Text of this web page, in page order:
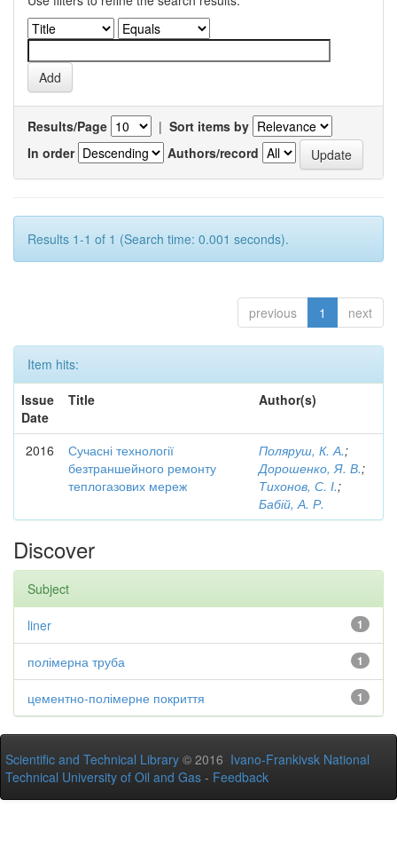
Results/Page | Sort items by
In order
Authors/record
Results 1-1 of 1 (Search time: 0.001 seconds).
previous 1 next
Item hits:
Issue
Date
Title Author(s)
2016
Сучасні технології
безтраншейного ремонту
теплогазових мереж
Поляруш, К. А.;
Дорошенко, Я. В.;
Тихонов, С. І.;
Бабій, А. Р.
Discover
Subject
1
liner
1
полімерна труба
1
цементно-полімерне покриття
Scientific and Technical Library © 2016 Ivano-Frankivsk National
Technical University of Oil and Gas - Feedback